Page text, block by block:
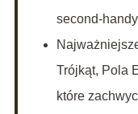
second-
Trójkąt, Pola
które